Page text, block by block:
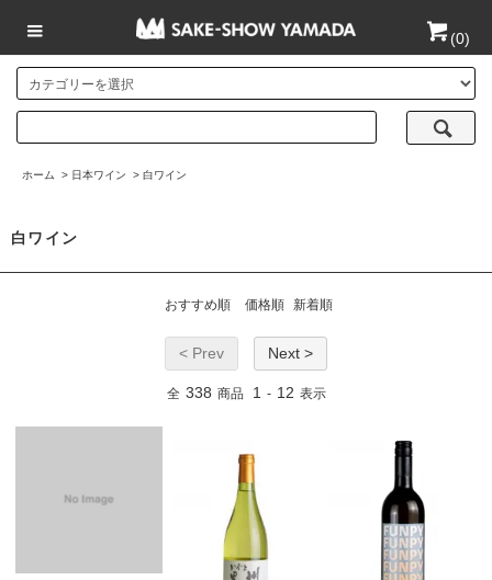
(0)
ホーム > 日本ワイン > 白ワイン
白ワイン
おすすめ順 価格順 新着順
< Prev Next >
全 338 商品 1 - 12 表示